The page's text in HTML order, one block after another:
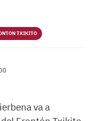
TXIKITO
va a